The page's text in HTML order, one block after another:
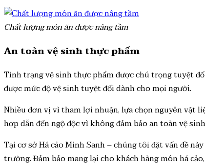
Chất lượng món ăn được nâng tầm
An toàn vệ sinh thực phẩm
Tình trạng vệ sinh thực phẩm được chú trọng tuyệt
được mức độ vệ sinh tuyệt đối dành cho mọi người.
Nhiều đơn vị vì tham lợi nhuận, lựa chọn nguyên vật
hợp dẫn đến ngộ độc vì không đảm bảo an toàn vệ
Tại cơ sở Há cảo Minh Sanh – chúng tôi đặt vấn đề
trường. Đảm bảo mang lại cho khách hàng món há